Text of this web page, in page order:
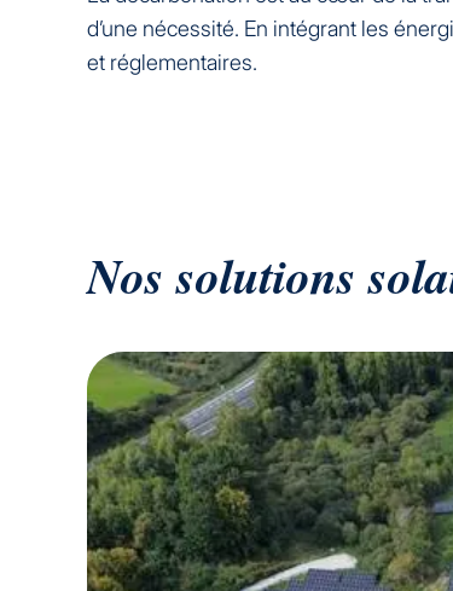
d’une nécessité. En intégrant les
et réglementaires.
Nos solutions